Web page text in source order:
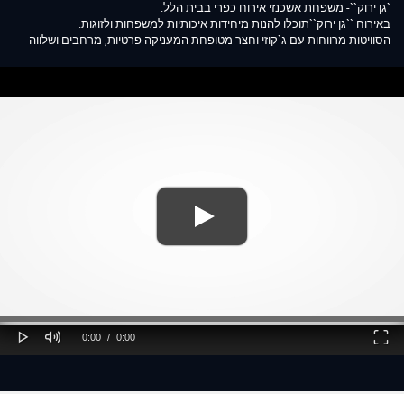
`גן ירוק``- משפחת אשכנזי אירוח כפרי בבית הלל.
באירוח ``גן ירוק``תוכלו להנות מיחידות איכותיות למשפחות ולזוגות.
הסוויטות מרווחות עם ג`קוזי וחצר מטופחת המעניקה פרטיות, מרחבים ושלווה
Play Mute
Current
0:00 /
Duration
0:00
Fullscreen